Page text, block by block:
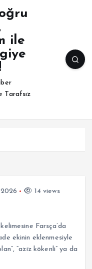
ile
Tarafsız
14 views
Farsça’da
ekinin eklenmesiyle
“aziz kökenli” ya da